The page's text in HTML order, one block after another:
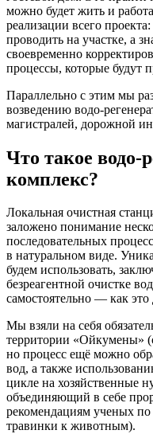
можно будет жить и
реализации всего
проводить на участке, а
своевременно
процессы, которые будут
Параллельно с этим мы
возведению водо-
магистралей, дорожной
Что такое водо-
комплекс?
Локальная очистная
заложено понимание
последовательных
в натуральном виде.
будем использовать,
безреагентной очистке
самостоятельно — как это
Мы взяли на себя
территории «Ойкумены»
но процесс ещё можно
вод, а также
цикле на хозяйственные
объединяющий в себе
рекомендациям ученых
травинки к животным).